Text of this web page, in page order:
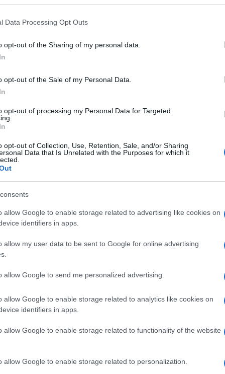
Data Processing Opt Outs
opt-out of the Sharing of my personal data.
opt-out of the Sale of my Personal Data.
opt-out of processing my Personal Data for Targeted
opt-out of Collection, Use, Retention, Sale, and/or Sharing
Data that Is Unrelated with the Purposes for which it
allow Google to enable storage related to advertising like cookies on
identifiers in apps.
allow my user data to be sent to Google for online advertising
allow Google to send me personalized advertising.
allow Google to enable storage related to analytics like cookies on
identifiers in apps.
allow Google to enable storage related to functionality of the website
allow Google to enable storage related to personalization.
¿Os pasáis las tardes jugando a la consola? ¡Amigo,
tengas una oportunidad de que ella no pueda decir que no!
mayo, 2020
que una persona con mucho tiempo libre por lo visto se ha
a pillar imágenes de juegos punteros y el Photoshop por
y a base de aplicarles efectos varios y alguna que otra
novela de The Elder Scrolls
que habrá The Elder Scrolls
son las cosas; un día estás negando por activa y por
o casi… ¿no os ha pasado? a los chicos de
artworks del MMORPG de
mayo, 2020
del año. Lanzado a finales de 2008 con los antecedentes
aficionados como de los medios…